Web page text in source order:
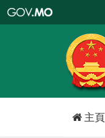
特
政
區
政
口
主頁